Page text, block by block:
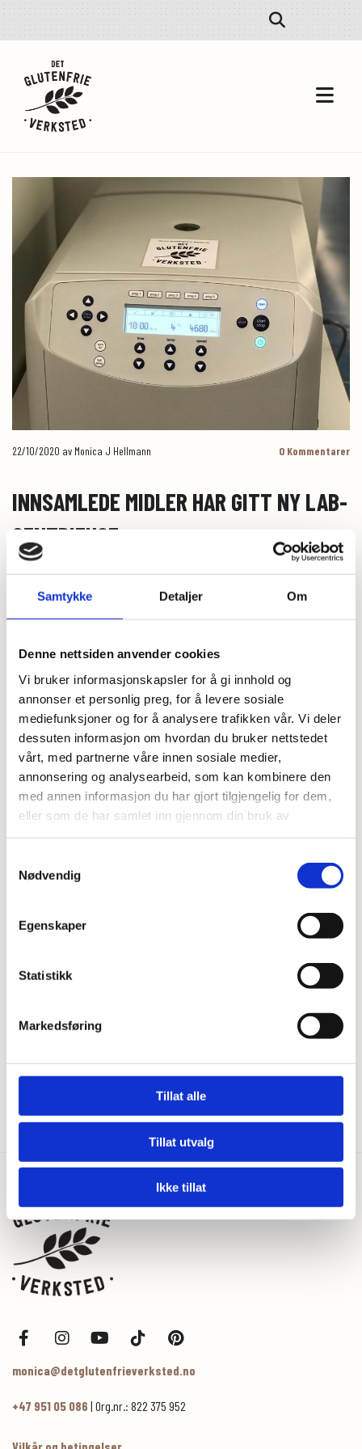
Samtykke Detaljer Om
Denne nettsiden anvender cookies
Vi bruker informasjonskapsler for å gi innhold og
annonser et personlig preg, for å levere sosiale
mediefunksjoner og for å analysere trafikken vår. Vi deler
dessuten informasjon om hvordan du bruker nettstedet
vårt, med partnerne våre innen sosiale medier,
annonsering og analysearbeid, som kan kombinere den
med annen informasjon du har gjort tilgjengelig for dem,
eller som de har samlet inn gjennom din bruk av
Nødvendig
Egenskaper
Statistikk
Markedsføring
Tillat alle
Tillat utvalg
Ikke tillat
22/10/2020 av Monica J Hellmann 0 Kommentarer
INNSAMLEDE MIDLER HAR GITT NY LAB-
SENTRIFUGE
Siden januar 2018 har vi allerede samlet inn nok penger til at Universitetet
i Oslo kunne investere i en lab-sentrifuge og reagenser som skal hjelpe
Instrumentet sikrer at prøvene holder den temperaturen de skal og sørger
for at de holder seg på plass i prøverørene når de sentrifugeres. Dette er
viktig for analysene som skal utføres senere.
Skriv en kommentar
Navn
Kommentar
monica@detglutenfrieverksted.no
+47 951 05 086 | Org.nr.: 822 375 952